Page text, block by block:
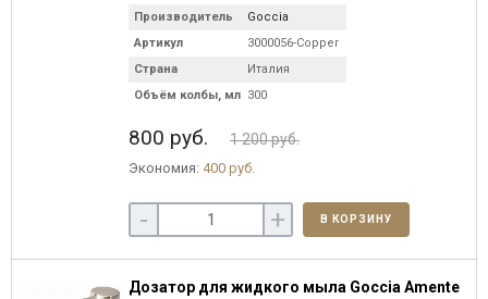
Производитель
Goccia
Артикул
3000056-Copper
Страна
Италия
Объём колбы, мл 300
800 руб. 1 200 руб.
Экономия: 400 руб.
- + В КОРЗИНУ
Дозатор для жидкого мыла Goccia Amente